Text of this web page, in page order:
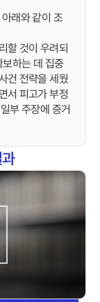
래와 같이 조
할 것이 우려되
하는 데 집중
건 전략을 세웠
서 피고가 부정
부 주장에 증거